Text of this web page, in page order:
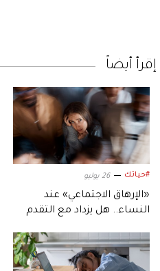
إقرأ أيضاً
#حياتك 26 يوليو
«الإرهاق الاجتماعي» عند
النساء.. هل يزداد مع التقدم